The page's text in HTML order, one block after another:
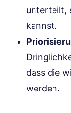
unterteilt,
kannst.
dass die
werden.